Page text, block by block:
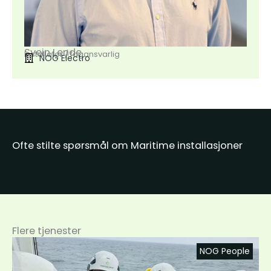
Svein Lende
Installatør / fagansvarlig
NOG Electro
Ofte stilte spørsmål om Maritime installasjoner
Flere tjenester
NOG People